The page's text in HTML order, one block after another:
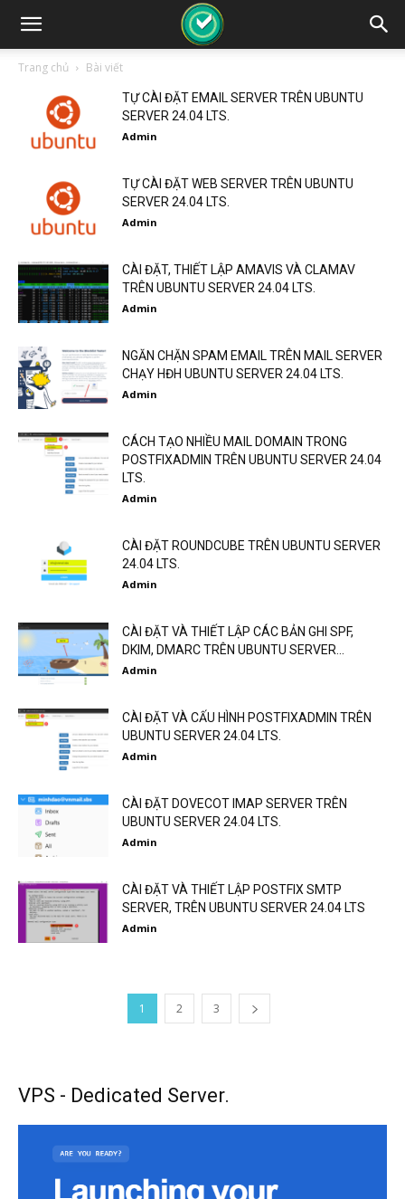
Trang chủ Bài viết
TỰ CÀI ĐẶT EMAIL SERVER TRÊN UBUNTU
SERVER 24.04 LTS.
Admin
TỰ CÀI ĐẶT WEB SERVER TRÊN UBUNTU
SERVER 24.04 LTS.
Admin
CÀI ĐẶT, THIẾT LẬP AMAVIS VÀ CLAMAV
TRÊN UBUNTU SERVER 24.04 LTS.
Admin
NGĂN CHẶN SPAM EMAIL TRÊN MAIL SERVER
CHẠY HĐH UBUNTU SERVER 24.04 LTS.
Admin
CÁCH TẠO NHIỀU MAIL DOMAIN TRONG
POSTFIXADMIN TRÊN UBUNTU SERVER 24.04
LTS.
Admin
CÀI ĐẶT ROUNDCUBE TRÊN UBUNTU SERVER
24.04 LTS.
Admin
CÀI ĐẶT VÀ THIẾT LẬP CÁC BẢN GHI SPF,
DKIM, DMARC TRÊN UBUNTU SERVER...
Admin
CÀI ĐẶT VÀ CẤU HÌNH POSTFIXADMIN TRÊN
UBUNTU SERVER 24.04 LTS.
Admin
CÀI ĐẶT DOVECOT IMAP SERVER TRÊN
UBUNTU SERVER 24.04 LTS.
Admin
CÀI ĐẶT VÀ THIẾT LẬP POSTFIX SMTP
SERVER, TRÊN UBUNTU SERVER 24.04 LTS
Admin
1 2 3
VPS - Dedicated Server.